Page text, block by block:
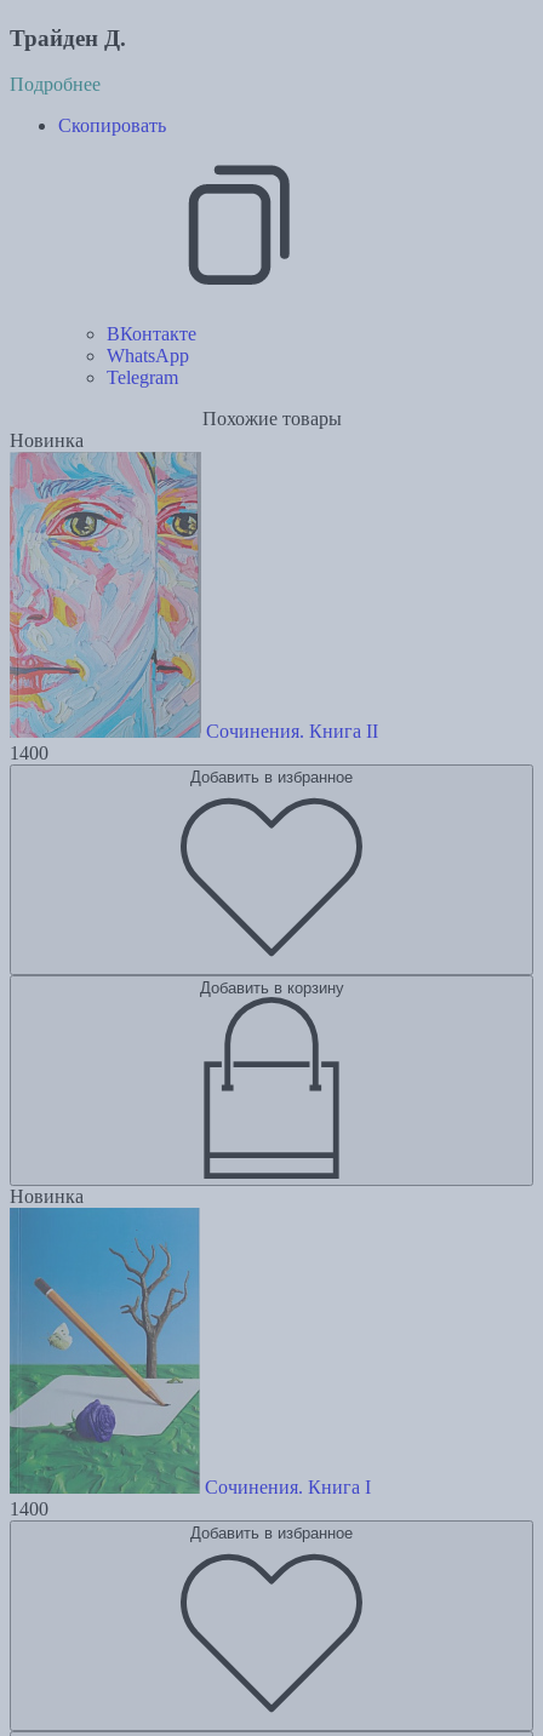
Трайден Д.
Подробнее
Скопировать
ВКонтакте
WhatsApp
Telegram
Похожие товары
Новинка
Сочинения. Книга II
1400
Добавить в избранное
Добавить в корзину
Новинка
Сочинения. Книга I
1400
Добавить в избранное